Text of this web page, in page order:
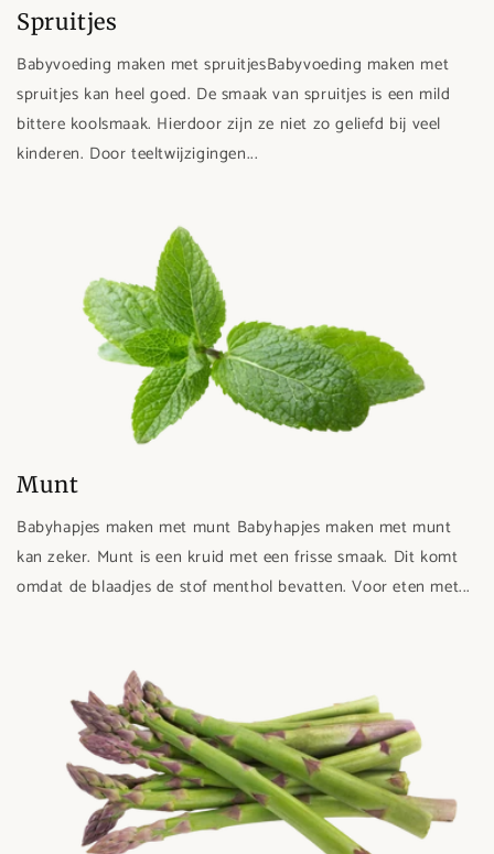
Spruitjes
Babyvoeding maken met spruitjesBabyvoeding maken met
spruitjes kan heel goed. De smaak van spruitjes is een mild
bittere koolsmaak. Hierdoor zijn ze niet zo geliefd bij veel
kinderen. Door teeltwijzigingen...
Munt
Babyhapjes maken met munt Babyhapjes maken met munt
kan zeker. Munt is een kruid met een frisse smaak. Dit komt
omdat de blaadjes de stof menthol bevatten. Voor eten met...